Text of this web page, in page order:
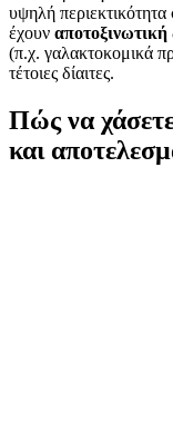
υψηλή περιεκτικότητα
έχουν αποτοξινωτική
(π.χ. γαλακτοκομικά
τέτοιες δίαιτες.
Πώς να
και